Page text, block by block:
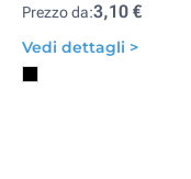
Prezzo da:3,10 €
Vedi dettagli >